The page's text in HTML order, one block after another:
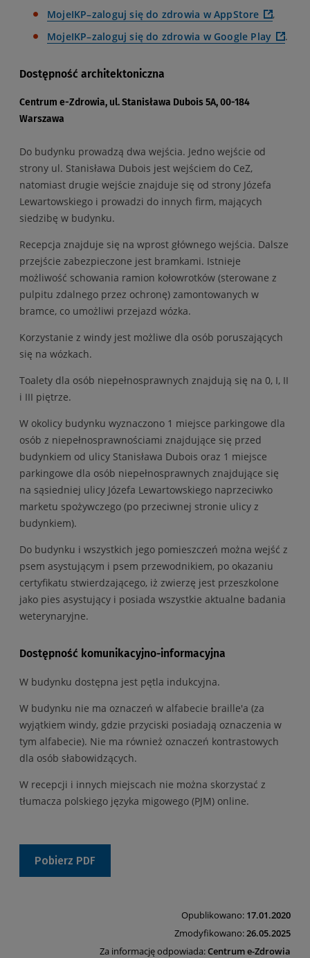
MojeIKP–zaloguj się do zdrowia w AppStore
,
MojeIKP–zaloguj się do zdrowia w Google Play .
Dostępność architektoniczna
Centrum e-Zdrowia, ul. Stanisława Dubois 5A, 00-184
Warszawa
Do budynku prowadzą dwa wejścia. Jedno wejście od
strony ul. Stanisława Dubois jest wejściem do CeZ,
natomiast drugie wejście znajduje się od strony Józefa
Lewartowskiego i prowadzi do innych firm, mających
siedzibę w budynku.
Recepcja znajduje się na wprost głównego wejścia. Dalsze
przejście zabezpieczone jest bramkami. Istnieje
możliwość schowania ramion kołowrotków (sterowane z
pulpitu zdalnego przez ochronę) zamontowanych w
bramce, co umożliwi przejazd wózka.
Korzystanie z windy jest możliwe dla osób poruszających
się na wózkach.
Toalety dla osób niepełnosprawnych znajdują się na 0, I, II
i III piętrze.
W okolicy budynku wyznaczono 1 miejsce parkingowe dla
osób z niepełnosprawnościami znajdujące się przed
budynkiem od ulicy Stanisława Dubois oraz 1 miejsce
parkingowe dla osób niepełnosprawnych znajdujące się
na sąsiedniej ulicy Józefa Lewartowskiego naprzeciwko
marketu spożywczego (po przeciwnej stronie ulicy z
budynkiem).
Do budynku i wszystkich jego pomieszczeń można wejść z
psem asystującym i psem przewodnikiem, po okazaniu
certyfikatu stwierdzającego, iż zwierzę jest przeszkolone
jako pies asystujący i posiada wszystkie aktualne badania
weterynaryjne.
Dostępność komunikacyjno-informacyjna
W budynku dostępna jest pętla indukcyjna.
W budynku nie ma oznaczeń w alfabecie braille'a (za
wyjątkiem windy, gdzie przyciski posiadają oznaczenia w
tym alfabecie). Nie ma również oznaczeń kontrastowych
dla osób słabowidzących.
W recepcji i innych miejscach nie można skorzystać z
tłumacza polskiego języka migowego (PJM) online.
Pobierz PDF
Opublikowano: 17.01.2020
Zmodyfikowano:26.05.2025
Za informację odpowiada:Centrum e-Zdrowia